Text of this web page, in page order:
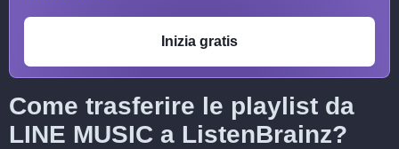
Inizia gratis
Come trasferire le playlist da
LINE MUSIC a ListenBrainz?